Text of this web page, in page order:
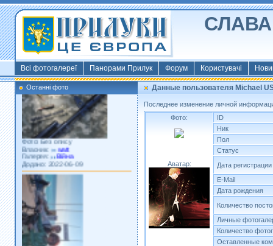
СЛАВА
Всі фотогалереї Панорами Прилук Форум Користувачі
Останні фото
Фото: Київ 2022
Власник:
morsresistis
Галерея:
Templates
Додано: 2022-11-13
Фото: Без опису
Власник:
watt
Галерея:
Війна
Додано: 2022-06-09
Данные пользователя Michael
Последнее изменение личной
Фото:
Аватар:
ID
Ник
Пол
Статус
Дата регистрации
E-Mail
Дата рождения
Количество
Личные
Количество
Оставленные